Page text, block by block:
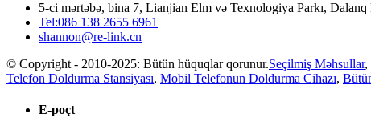
5-ci mərtəbə, bina 7, Lianjian Elm və Texnologiya Parkı,
Tel:086 138 2655 6961
shannon@re-link.cn
© Copyright - 2010-2025: Bütün hüquqlar qorunur.Seçilmiş Məhsullar,
Telefon Doldurma Stansiyası, Mobil Telefonun Doldurma Cihazı,
E-poçt